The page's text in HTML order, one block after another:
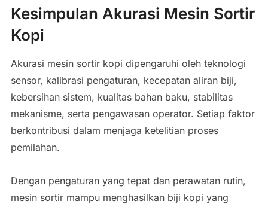
Kesimpulan Akurasi Mesin Sortir
Kopi
Akurasi mesin sortir kopi dipengaruhi oleh teknologi
sensor, kalibrasi pengaturan, kecepatan aliran biji,
kebersihan sistem, kualitas bahan baku, stabilitas
mekanisme, serta pengawasan operator. Setiap faktor
berkontribusi dalam menjaga ketelitian proses
pemilahan.
Dengan pengaturan yang tepat dan perawatan rutin,
mesin sortir mampu menghasilkan biji kopi yang